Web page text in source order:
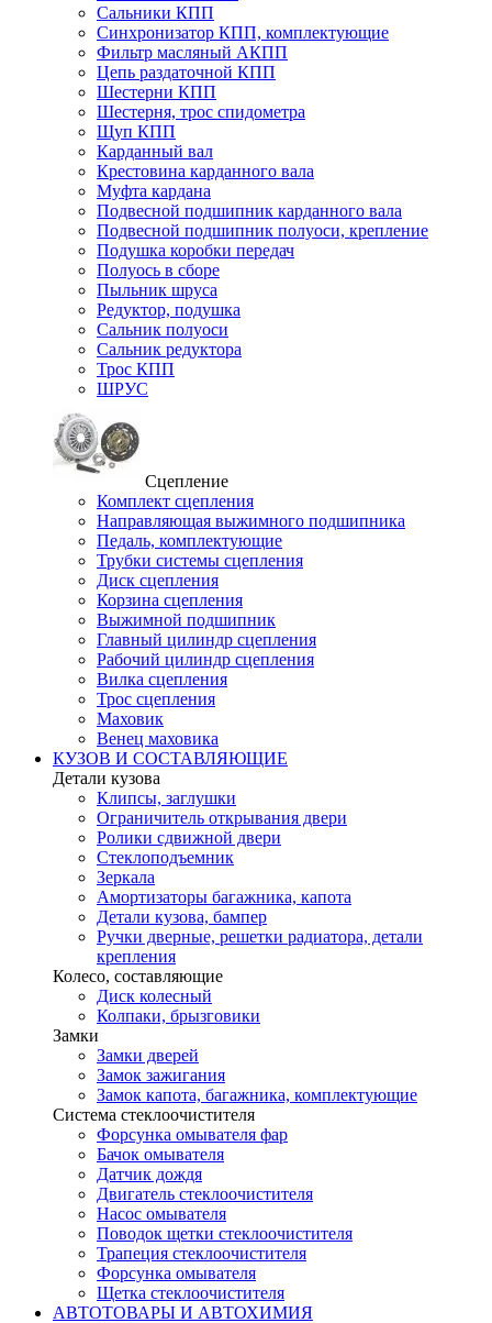
Сальники КПП
Синхронизатор КПП, комплектующие
Фильтр масляный АКПП
Цепь раздаточной КПП
Шестерни КПП
Шестерня, трос спидометра
Щуп КПП
Карданный вал
Крестовина карданного вала
Муфта кардана
Подвесной подшипник карданного вала
Подвесной подшипник полуоси, крепление
Подушка коробки передач
Полуось в сборе
Пыльник шруса
Редуктор, подушка
Сальник полуоси
Сальник редуктора
Трос КПП
ШРУС
Сцепление
Комплект сцепления
Направляющая выжимного подшипника
Педаль, комплектующие
Трубки системы сцепления
Диск сцепления
Корзина сцепления
Выжимной подшипник
Главный цилиндр сцепления
Рабочий цилиндр сцепления
Вилка сцепления
Трос сцепления
Маховик
Венец маховика
КУЗОВ И СОСТАВЛЯЮЩИЕ
Детали кузова
Клипсы, заглушки
Ограничитель открывания двери
Ролики сдвижной двери
Стеклоподъемник
Зеркала
Амортизаторы багажника, капота
Детали кузова, бампер
Ручки дверные, решетки радиатора, детали
крепления
Колесо, составляющие
Диск колесный
Колпаки, брызговики
Замки
Замки дверей
Замок зажигания
Замок капота, багажника, комплектующие
Система стеклоочистителя
Форсунка омывателя фар
Бачок омывателя
Датчик дождя
Двигатель стеклоочистителя
Насос омывателя
Поводок щетки стеклоочистителя
Трапеция стеклоочистителя
Форсунка омывателя
Щетка стеклоочистителя
АВТОТОВАРЫ И АВТОХИМИЯ